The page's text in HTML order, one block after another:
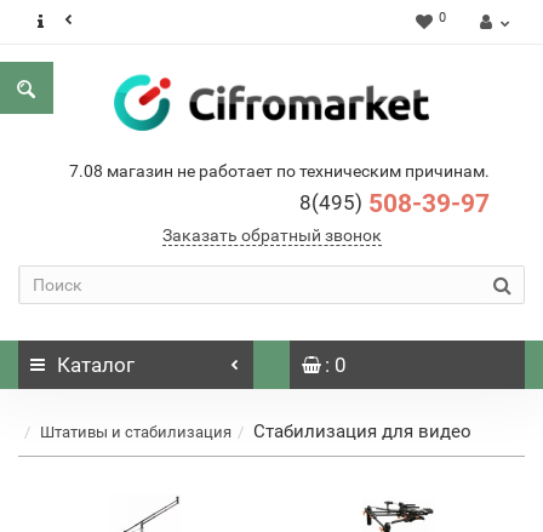
0
7.08 магазин не работает по техническим причинам.
8(495) 508-39-97
Заказать обратный звонок
Каталог : 0
Штативы и стабилизация Стабилизация для видео